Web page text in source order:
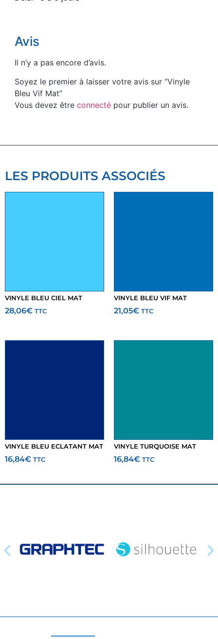
Avis
Il n’y a pas encore d’avis.
Soyez le premier à laisser votre avis sur “Vinyle
Bleu Vif Mat”
Vous devez être connecté pour publier un avis.
LES PRODUITS ASSOCIÉS
VINYLE BLEU CIEL MAT
28,06€ TTC
VINYLE BLEU VIF MAT
21,05€ TTC
VINYLE BLEU ECLATANT MAT
16,84€ TTC
VINYLE TURQUOISE MAT
16,84€ TTC